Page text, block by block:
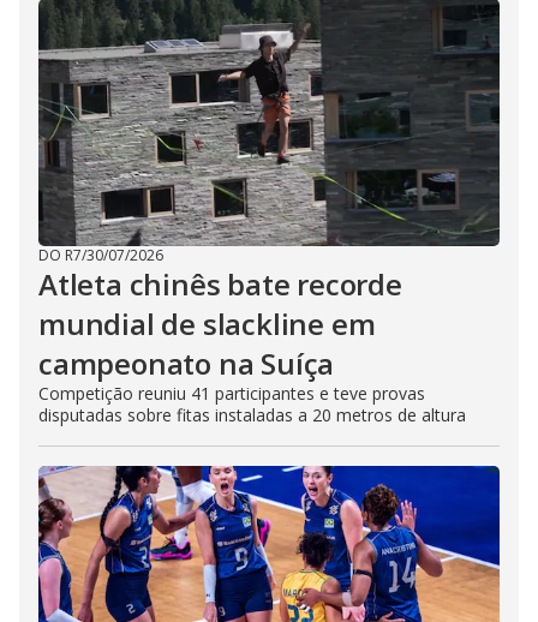
DO R7/30/07/2026
Atleta chinês bate recorde
mundial de slackline em
campeonato na Suíça
Competição reuniu 41 participantes e teve provas
disputadas sobre fitas instaladas a 20 metros de altura